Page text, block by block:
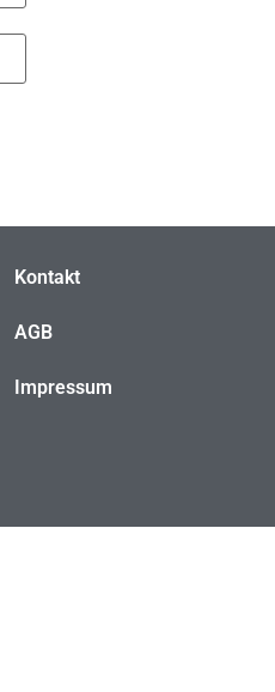
Kontakt
AGB
Impressum